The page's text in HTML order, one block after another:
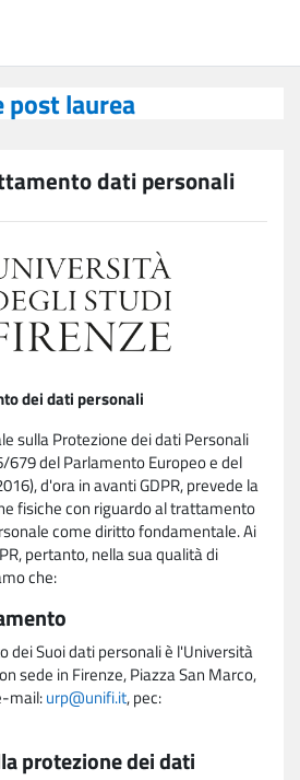
post laurea
dati personali
dei dati personali
sulla Protezione dei dati Personali
679 del Parlamento Europeo e del
d'ora in avanti GDPR, prevede la
fisiche con riguardo al trattamento
come diritto fondamentale. Ai
pertanto, nella sua qualità di
che:
Suoi dati personali è l'Università
sede in Firenze, Piazza San Marco,
mail:urp@unifi.it, pec:
protezione dei dati